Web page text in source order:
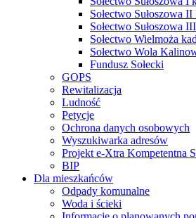
Sołectwo Sułoszowa
Sołectwo Sułoszowa
Sołectwo Wielmoża
Sołectwo Wola
Fundusz Sołecki
GOPS
Rewitalizacja
Ludność
Petycje
Ochrona danych osobowych
Wyszukiwarka adresów
Projekt e-Xtra Kompetentna
BIP
Dla mieszkańców
Odpady komunalne
Woda i ścieki